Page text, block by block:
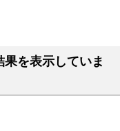
を表示していま